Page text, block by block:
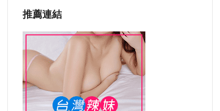
推薦連結